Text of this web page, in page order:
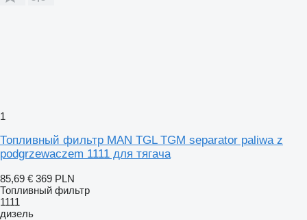
1
Топливный фильтр MAN TGL TGM separator paliwa z
podgrzewaczem 1111 для тягача
85,69 € 369 PLN
Топливный фильтр
1111
дизель